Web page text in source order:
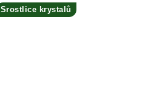
Srostlice krystalů